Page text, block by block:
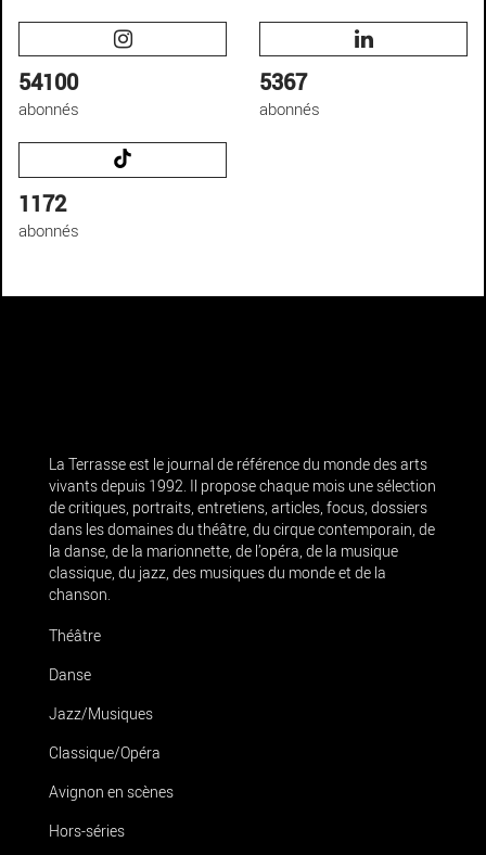
54100
abonnés
5367
abonnés
1172
abonnés
La Terrasse est le journal de référence du monde des arts
vivants depuis 1992. Il propose chaque mois une sélection
de critiques, portraits, entretiens, articles, focus, dossiers
dans les domaines du théâtre, du cirque contemporain, de
la danse, de la marionnette, de l’opéra, de la musique
classique, du jazz, des musiques du monde et de la
chanson.
Théâtre
Danse
Jazz/Musiques
Classique/Opéra
Avignon en scènes
Hors-séries